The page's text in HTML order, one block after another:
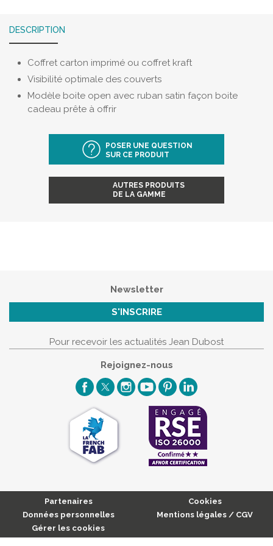
DESCRIPTION
Coffret carton imprimé ou coffret kraft
Visibilité optimale des couverts
Modèle boite open avec ruban satin façon boite
cadeau prête à offrir
POSER UNE QUESTION
SUR CE PRODUIT
AUTRES PRODUITS
DE LA GAMME
Newsletter
S'INSCRIRE
Pour recevoir les actualités Jean Dubost
Rejoignez-nous
Partenaires
Cookies
Données personnelles
Mentions légales / CGV
Gérer les cookies